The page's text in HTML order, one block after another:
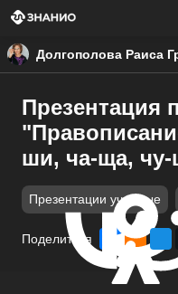
Долгополова Раиса
Презентация
ши, ча-ща, чу-
Презентации учебные
Поделиться